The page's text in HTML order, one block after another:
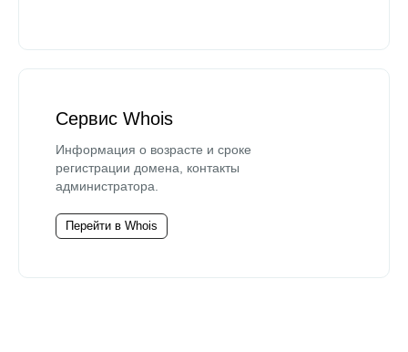
Сервис Whois
Информация о возрасте и сроке
регистрации домена, контакты
администратора.
Перейти в Whois